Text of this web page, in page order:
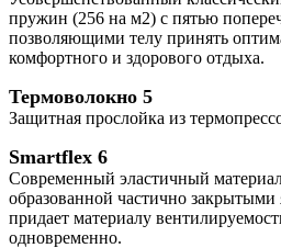
пружин (256 на м2) с пятью
позволяющими телу принять
комфортного и здорового отдыха.
Термоволокно 5
Защитная прослойка из
Smartflex 6
Современный эластичный
образованной частично закрытыми
придает материалу
одновременно.